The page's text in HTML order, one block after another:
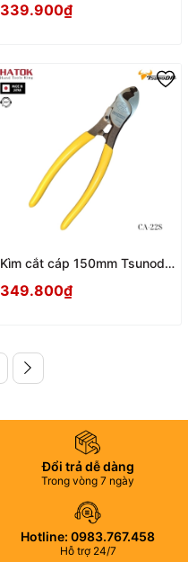
339.900₫
Kìm cắt cáp 150mm Tsunoda
349.800₫
Đổi trả dễ dàng
Trong vòng 7 ngày
Hotline: 0983.767.458
Hỗ trợ 24/7